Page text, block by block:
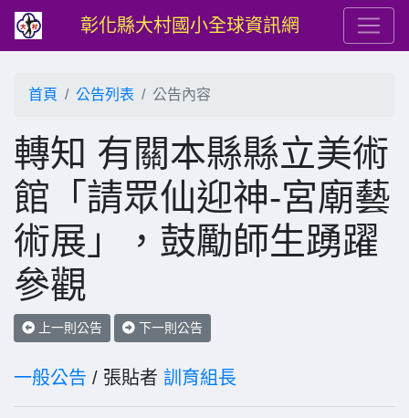
彰化縣大村國小全球資訊網
首頁 公告列表 公告內容
轉知 有關本縣縣立美術
館「請眾仙迎神-宮廟藝
術展」，鼓勵師生踴躍
參觀
上一則公告 下一則公告
一般公告 / 張貼者 訓育組長